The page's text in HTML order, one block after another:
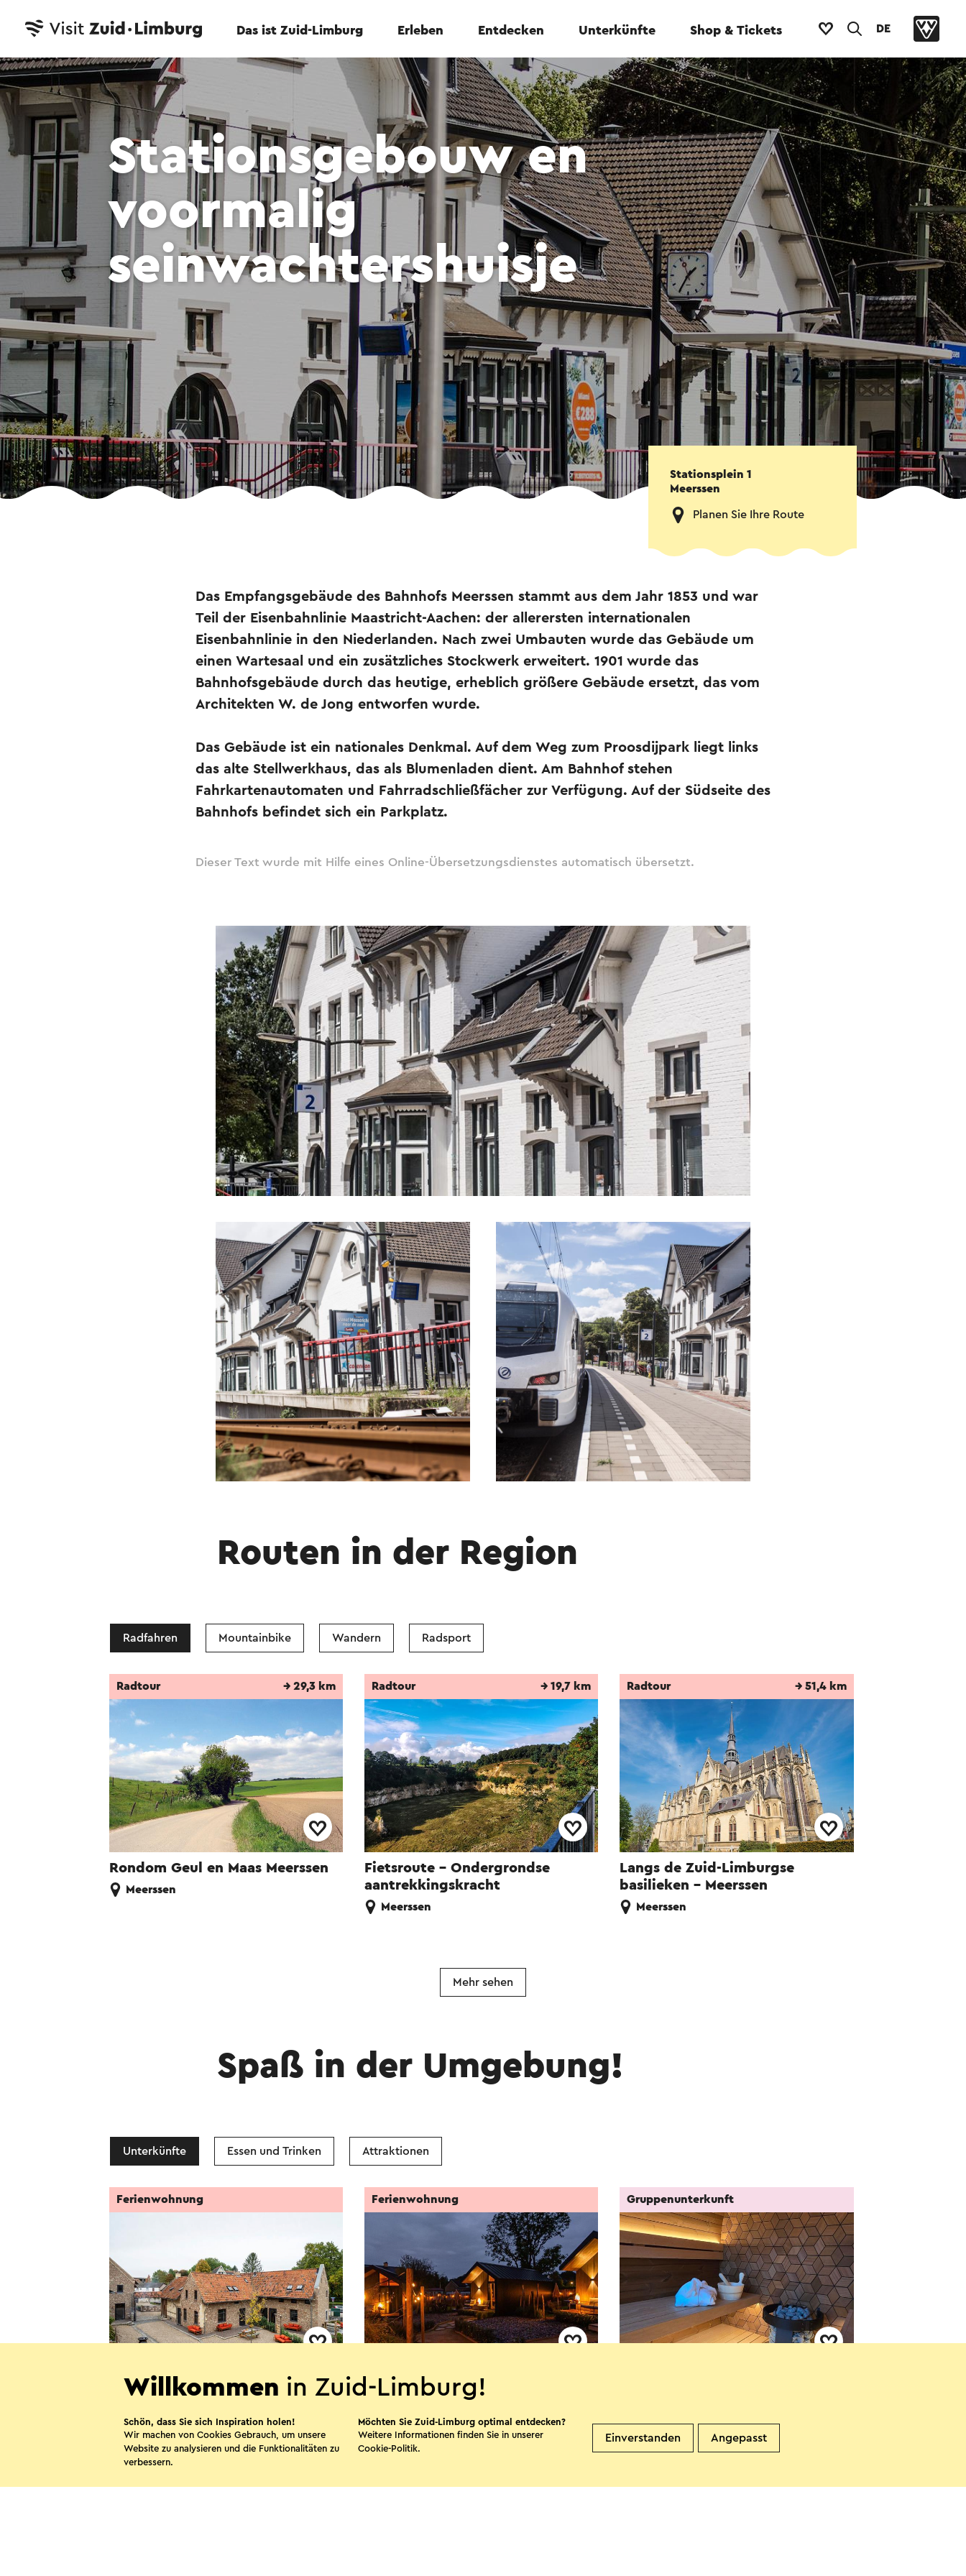
Das ist Zuid-Limburg Erleben Entdecken Unterkünfte Shop & Tickets DE
Stationsgebouw en
voormalig
seinwachtershuisje
Stationsplein 1
Meerssen
Planen Sie Ihre Route
Das Empfangsgebäude des Bahnhofs Meerssen stammt aus dem Jahr 1853 und war
Teil der Eisenbahnlinie Maastricht-Aachen: der allerersten internationalen
Eisenbahnlinie in den Niederlanden. Nach zwei Umbauten wurde das Gebäude um
einen Wartesaal und ein zusätzliches Stockwerk erweitert. 1901 wurde das
Bahnhofsgebäude durch das heutige, erheblich größere Gebäude ersetzt, das vom
Architekten W. de Jong entworfen wurde.
Das Gebäude ist ein nationales Denkmal. Auf dem Weg zum Proosdijpark liegt links
das alte Stellwerkhaus, das als Blumenladen dient. Am Bahnhof stehen
Fahrkartenautomaten und Fahrradschließfächer zur Verfügung. Auf der Südseite des
Bahnhofs befindet sich ein Parkplatz.
Dieser Text wurde mit Hilfe eines Online-Übersetzungsdienstes automatisch übersetzt.
Routen in der Region
Radfahren Mountainbike Wandern Radsport
Rondom Geul en Maas Meerssen
Radtour → 29,3 km
Meerssen
Fietsroute - Ondergrondse
aantrekkingskracht
Radtour → 19,7 km
Meerssen
Langs de Zuid-Limburgse
basilieken - Meerssen
Radtour → 51,4 km
Meerssen
Mehr sehen
Spaß in der Umgebung!
Unterkünfte Essen und Trinken Attraktionen
Hoeve Klinkenberg
Ferienwohnung
Mooidal Boutique Park
Ferienwohnung Gruppenunterkunft
Meerssen
Willkommen in Zuid-Limburg!
Schön, dass Sie sich Inspiration holen!
Wir machen von Cookies Gebrauch, um unsere
Website zu analysieren und die Funktionalitäten zu
verbessern.
Möchten Sie Zuid-Limburg optimal entdecken?
Weitere Informationen finden Sie in unserer
Cookie-Politik.
Einverstanden Angepasst